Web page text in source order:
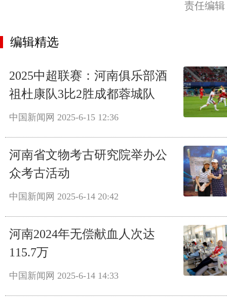
责任编
编辑精选
2025中超联赛：河南俱乐部酒
祖杜康队3比2胜成都蓉城队
中国新闻网 2025-6-15 12:36
河南省文物考古研究院举办公
众考古活动
中国新闻网 2025-6-14 20:42
河南2024年无偿献血人次达
115.7万
中国新闻网 2025-6-14 14:33